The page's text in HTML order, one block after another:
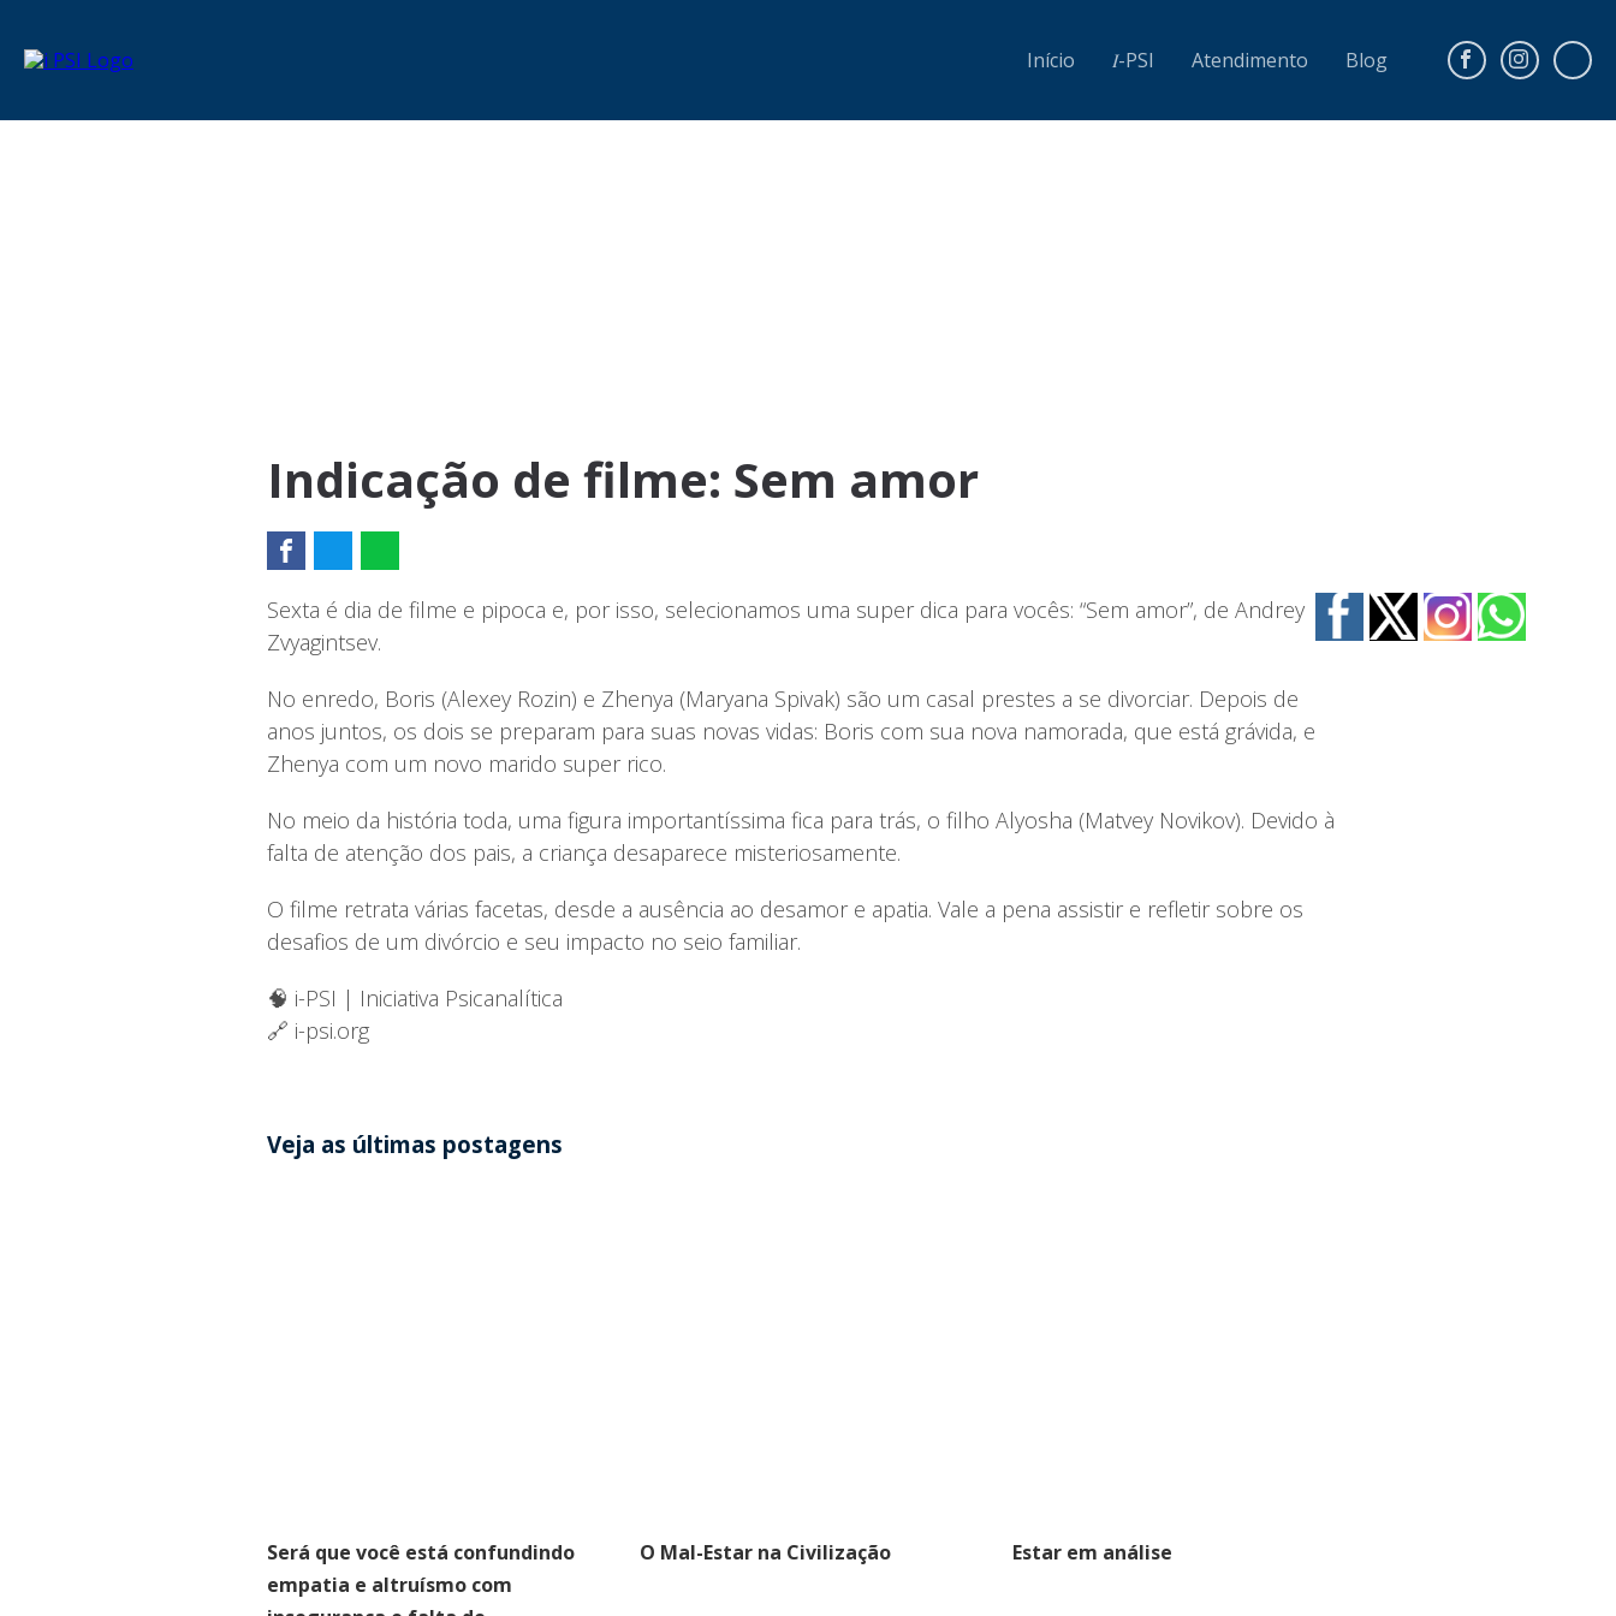
Início 𝐼-PSI Atendimento Blog
Indicação de filme: Sem amor
Sexta é dia de filme e pipoca e, por isso, selecionamos uma super dica para vocês: “Sem amor”, de Andrey
Zvyagintsev.
No enredo, Boris (Alexey Rozin) e Zhenya (Maryana Spivak) são um casal prestes a se divorciar. Depois de
anos juntos, os dois se preparam para suas novas vidas: Boris com sua nova namorada, que está grávida, e
Zhenya com um novo marido super rico.
No meio da história toda, uma figura importantíssima fica para trás, o filho Alyosha (Matvey Novikov). Devido à
falta de atenção dos pais, a criança desaparece misteriosamente.
O filme retrata várias facetas, desde a ausência ao desamor e apatia. Vale a pena assistir e refletir sobre os
desafios de um divórcio e seu impacto no seio familiar.
🧠 i-PSI | Iniciativa Psicanalítica
🔗 i-psi.org
Veja as últimas postagens
Será que você está confundindo
empatia e altruísmo com
O Mal-Estar na Civilização Estar em análise